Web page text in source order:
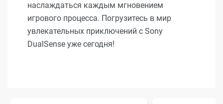
наслаждаться каждым мгновением
игрового процесса. Погрузитесь в мир
увлекательных приключений с Sony
DualSense уже сегодня!